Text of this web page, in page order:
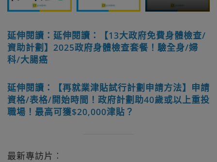
延伸閱讀：延伸閱讀：【13大政府免費身體檢查/
資助計劃】2025政府身體檢查套餐！驗全身/婦
科/大腸癌
延伸閱讀：【再就業津貼試行計劃申請方法】申請
資格/表格/開始時間！政府計劃助40歲或以上重投
職場！最高可獲$20,000津貼？
最新專訪片︰